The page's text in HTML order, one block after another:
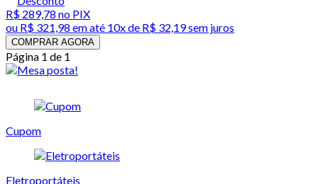
R$ 289,78 no PIX
ou R$ 321,98 em até 10x de R$ 32,19 sem juros
COMPRAR AGORA
Página 1 de 1
Cupom
Eletroportáteis